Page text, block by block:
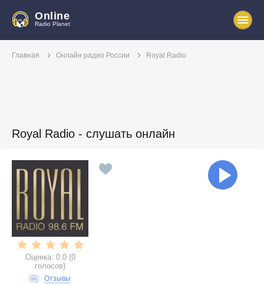
Online
Radio Planet
Главная Онлайн радио России Royal Radio
Royal Radio - слушать онлайн
Оценка: 0.0 (0
голосов)
Отзывы